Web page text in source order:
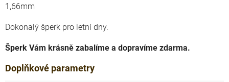
1,66mm
Dokonalý šperk pro letní dny.
Šperk Vám krásně zabalíme a dopravíme zdarma.
Doplňkové parametry